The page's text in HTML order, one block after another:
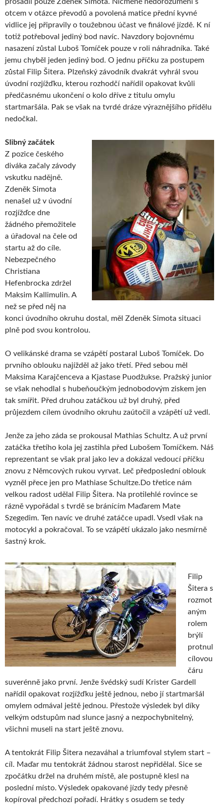
otcem v otázce převodů a povolená matice přední kyvné
vidlice jej připravily o toužebnou účast ve finálové jízdě. K ní
totiž potřeboval jediný bod navíc. Navzdory bojovnému
nasazení zůstal Luboš Tomíček pouze v roli náhradníka. Také
jemu chyběl jeden jediný bod. O jednu příčku za postupem
zůstal Filip Šitera. Plzeňský závodník dvakrát vyhrál svou
úvodní rozjížďku, kterou rozhodčí nařídil opakovat kvůli
předčasnému ukončení o kolo dříve z titulu omylu
startmaršála. Pak se však na tvrdé dráze výraznějšího přídělu
nedočkal.
Slibný začátek
Z pozice českého
diváka začaly závody
vskutku nadějně.
Zdeněk Simota
nenašel už v úvodní
rozjížďce dne
žádného přemožitele
a úřadoval na čele od
startu až do cíle.
Nebezpečného
Christiana
Hefenbrocka zdržel
Maksim Kallimulin. A
než se před něj na
konci úvodního okruhu dostal, měl Zdeněk Simota situaci
plně pod svou kontrolou.
O velikánské drama se vzápětí postaral Luboš Tomíček. Do
prvního oblouku najížděl až jako třetí. Před sebou měl
Maksima Karajčenceva a Kjastase Puodžukse. Pražský junior
se však nehodlal s hubeňoučkým jednobodovým ziskem jen
tak smířit. Před druhou zatáčkou už byl druhý, před
průjezdem cílem úvodního okruhu zaútočil a vzápětí už vedl.
Jenže za jeho záda se prokousal Mathias Schultz. A už první
zatáčka třetího kola jej zastihla před Lubošem Tomíčkem. Náš
reprezentant se však pral jako lev a dokázal vedoucí příčku
znovu z Němcových rukou vyrvat. Leč předposlední oblouk
vyzněl přece jen pro Mathiase Schultze.Do třetice nám
velkou radost udělal Filip Šitera. Na protilehlé rovince se
rázně vypořádal s tvrdě se bránícím Maďarem Mate
Szegedim. Ten navíc ve druhé zatáčce upadl. Vsedl však na
motocykl a pokračoval. To se vzápětí ukázalo jako nesmírně
šastný krok.
Filip
Šitera s
rozmot
aným
rolem
brýlí
protnul
cílovou
čáru
suverénně jako první. Jenže švédský sudí Krister Gardell
nařídil opakovat rozjížďku ještě jednou, nebo jí startmaršál
omylem odmával ještě jednou. Přestože výsledek byl díky
velkým odstupům nad slunce jasný a nezpochybnitelný,
všichni museli na start ještě znovu.
A tentokrát Filip Šitera nezaváhal a triumfoval stylem start –
cíl. Maďar mu tentokrát žádnou starost nepřidělal. Sice se
zpočátku držel na druhém místě, ale postupně klesl na
poslední místo. Výsledek opakované jízdy tedy přesně
kopíroval předchozí pořadí. Hrátky s osudem se tedy